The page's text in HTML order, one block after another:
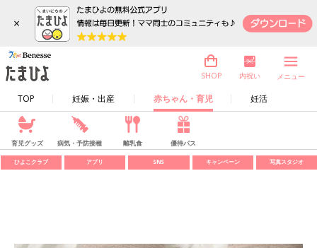
×
TOP 妊娠・出産 赤ちゃん・育児 妊活
SHOP 内祝い メニュー
育児グッズ 病気・予防接種 離乳食 優待パス
ひよこクラブ アプリ SNS キャンペーン 写真スタジオ